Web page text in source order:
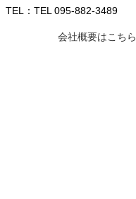
TEL：TEL 095-882-3489
会社概要はこちら